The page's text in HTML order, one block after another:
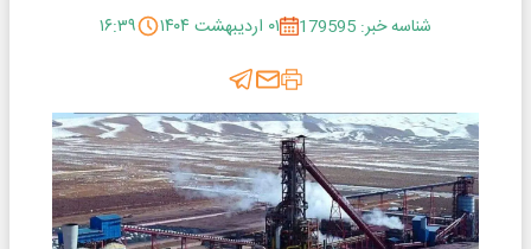
شناسه خبر: 179595
۰۱ اردیبهشت ۱۴۰۴ ۱۶:۳۹